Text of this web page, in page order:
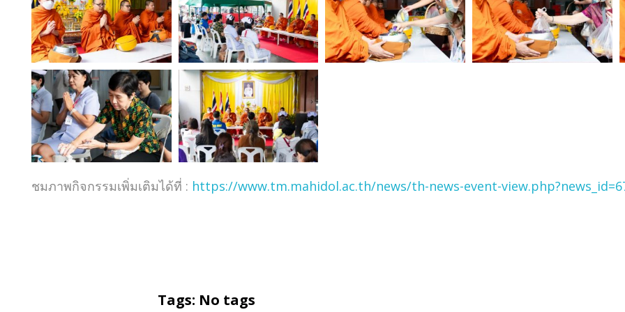
ชมภาพกิจกรรมเพิ่มเติมได้ที่ : https://www.tm.mahidol.ac.th/news/th-news-event-
Tags: No tags